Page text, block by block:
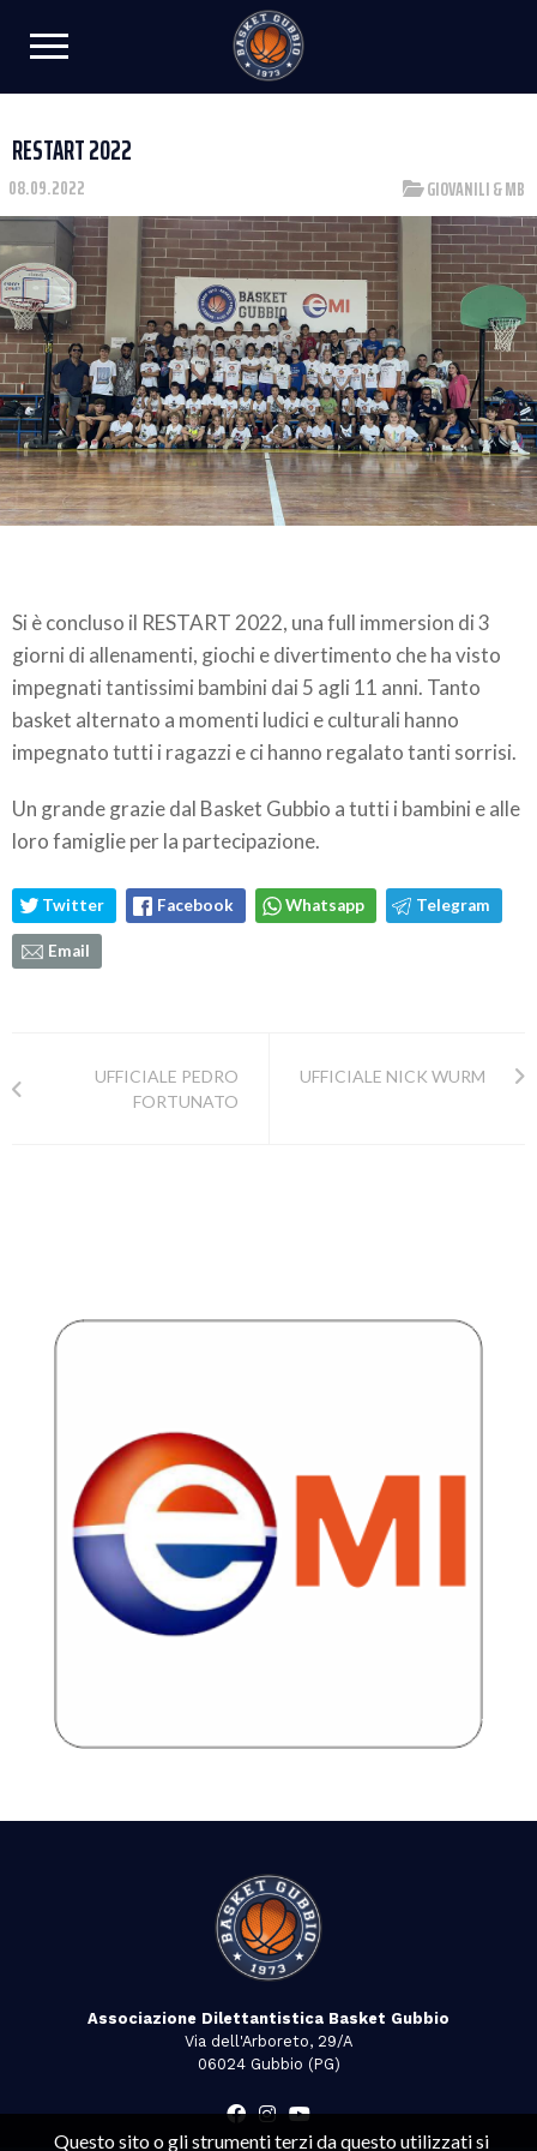
RESTART 2022
08.09.2022 GIOVANILI & MB
Si è concluso il RESTART 2022, una full immersion di 3
giorni di allenamenti, giochi e divertimento che ha visto
impegnati tantissimi bambini dai 5 agli 11 anni. Tanto
basket alternato a momenti ludici e culturali hanno
impegnato tutti i ragazzi e ci hanno regalato tanti sorrisi.
Un grande grazie dal Basket Gubbio a tutti i bambini e alle
loro famiglie per la partecipazione.
Twitter Facebook Whatsapp Telegram
Email
UFFICIALE PEDRO
FORTUNATO
UFFICIALE NICK WURM
Associazione Dilettantistica Basket Gubbio
Via dell'Arboreto, 29/A
06024 Gubbio (PG)
Questo sito o gli strumenti terzi da questo utilizzati si